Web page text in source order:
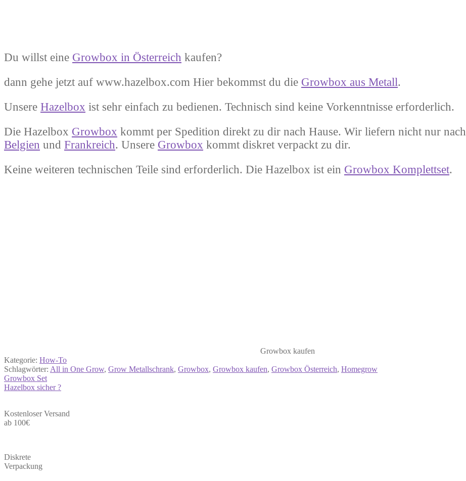
Du willst eine Growbox in Österreich kaufen?
dann gehe jetzt auf www.hazelbox.com Hier bekommst du die Growbox aus Metall.
Unsere Hazelbox ist sehr einfach zu bedienen. Technisch sind keine Vorkenntnisse erforderlich.
Die Hazelbox Growbox kommt per Spedition direkt zu dir nach Hause. Wir liefern nicht nur nach
Belgien und Frankreich. Unsere Growbox kommt diskret verpackt zu dir.
Keine weiteren technischen Teile sind erforderlich. Die Hazelbox ist ein Growbox Komplettset.
Growbox kaufen
Kategorie: How-To
Schlagwörter: All in One Grow, Grow Metallschrank, Growbox, Growbox kaufen, Growbox Österreich, Homegrow
Beitrags-
Navigation
Growbox Set
Hazelbox sicher ?
Kostenloser Versand
ab 100€
Diskrete
Verpackung